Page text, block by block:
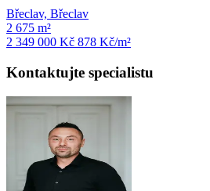
Břeclav, Břeclav
2 675 m²
2 349 000 Kč 878 Kč/m²
Kontaktujte specialistu